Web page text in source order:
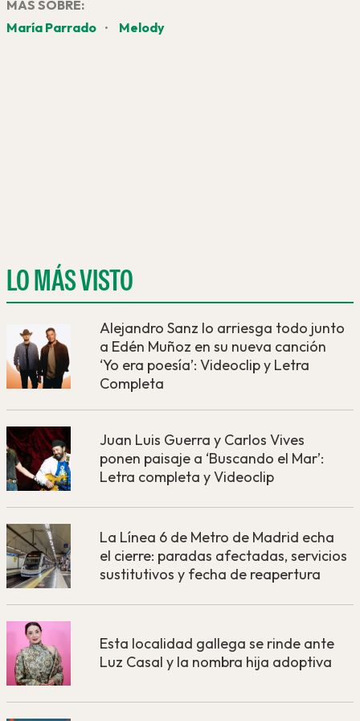
MÁS SOBRE:
María Parrado
• Melody
LO MÁS VISTO
Alejandro Sanz lo arriesga todo junto
a Edén Muñoz en su nueva canción
‘Yo era poesía’: Videoclip y Letra
Completa
Juan Luis Guerra y Carlos Vives
ponen paisaje a ‘Buscando el Mar’:
Letra completa y Videoclip
La Línea 6 de Metro de Madrid echa
el cierre: paradas afectadas, servicios
sustitutivos y fecha de reapertura
Esta localidad gallega se rinde ante
Luz Casal y la nombra hija adoptiva